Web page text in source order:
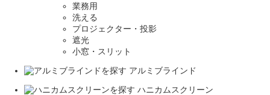
業務用
洗える
プロジェクター・投影
遮光
小窓・スリット
アルミブラインド
ハニカムスクリーン